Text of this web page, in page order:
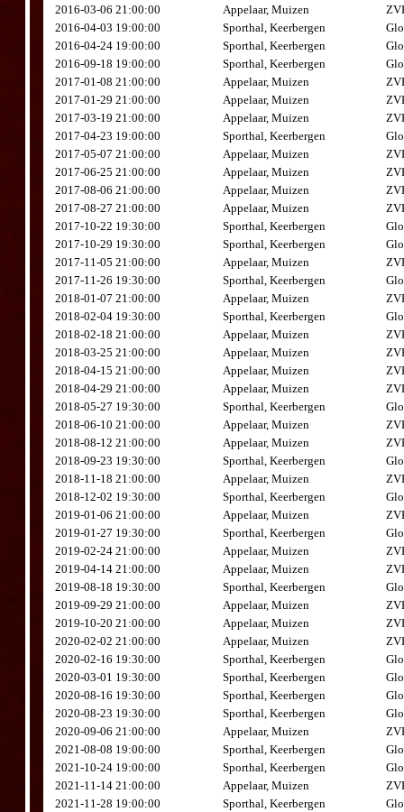
2016-03-06 21:00:00
Appelaar, Muizen
2016-04-03 19:00:00
Sporthal, Keerbergen
2016-04-24 19:00:00
Sporthal, Keerbergen
2016-09-18 19:00:00
Sporthal, Keerbergen
2017-01-08 21:00:00
Appelaar, Muizen
2017-01-29 21:00:00
Appelaar, Muizen
2017-03-19 21:00:00
Appelaar, Muizen
2017-04-23 19:00:00
Sporthal, Keerbergen
2017-05-07 21:00:00
Appelaar, Muizen
2017-06-25 21:00:00
Appelaar, Muizen
2017-08-06 21:00:00
Appelaar, Muizen
2017-08-27 21:00:00
Appelaar, Muizen
2017-10-22 19:30:00
Sporthal, Keerbergen
2017-10-29 19:30:00
Sporthal, Keerbergen
2017-11-05 21:00:00
Appelaar, Muizen
2017-11-26 19:30:00
Sporthal, Keerbergen
2018-01-07 21:00:00
Appelaar, Muizen
2018-02-04 19:30:00
Sporthal, Keerbergen
2018-02-18 21:00:00
Appelaar, Muizen
2018-03-25 21:00:00
Appelaar, Muizen
2018-04-15 21:00:00
Appelaar, Muizen
2018-04-29 21:00:00
Appelaar, Muizen
2018-05-27 19:30:00
Sporthal, Keerbergen
2018-06-10 21:00:00
Appelaar, Muizen
2018-08-12 21:00:00
Appelaar, Muizen
2018-09-23 19:30:00
Sporthal, Keerbergen
2018-11-18 21:00:00
Appelaar, Muizen
2018-12-02 19:30:00
Sporthal, Keerbergen
2019-01-06 21:00:00
Appelaar, Muizen
2019-01-27 19:30:00
Sporthal, Keerbergen
2019-02-24 21:00:00
Appelaar, Muizen
2019-04-14 21:00:00
Appelaar, Muizen
2019-08-18 19:30:00
Sporthal, Keerbergen
2019-09-29 21:00:00
Appelaar, Muizen
2019-10-20 21:00:00
Appelaar, Muizen
2020-02-02 21:00:00
Appelaar, Muizen
2020-02-16 19:30:00
Sporthal, Keerbergen
2020-03-01 19:30:00
Sporthal, Keerbergen
2020-08-16 19:30:00
Sporthal, Keerbergen
2020-08-23 19:30:00
Sporthal, Keerbergen
2020-09-06 21:00:00
Appelaar, Muizen
2021-08-08 19:00:00
Sporthal, Keerbergen
2021-10-24 19:00:00
Sporthal, Keerbergen
2021-11-14 21:00:00
Appelaar, Muizen
2021-11-28 19:00:00
Sporthal, Keerbergen